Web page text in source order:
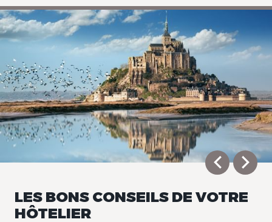
LES BONS CONSEILS DE VOTRE
HÔTELIER